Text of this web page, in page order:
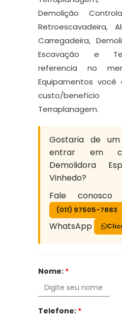
Demolição
Retroescavadeira,
Carregadeira,
Escavação e
referencia no
Equipamentos
custo/
Terraplanagem.
Gostaria de
entrar em
Demolidora
Vinhedo?
Fale
(011) 97505-7883
WhatsApp
Nome: *
Telefone: *